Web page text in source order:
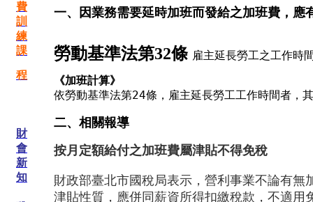
費
訓
練
課
程
財
會
新
知
一、因業務需要延時加班而發給之加班費，
勞動基準法第32條 雇主延長勞工之工作時
《加班計算》
依勞動基準法第24條，雇主延長勞工工作時間者，
二、相關報導
按月定額給付之加班費屬津貼不得免稅
財政部臺北市國稅局表示，營利事業不論有
津貼性質，應併同薪資所得扣繳稅款，不適用